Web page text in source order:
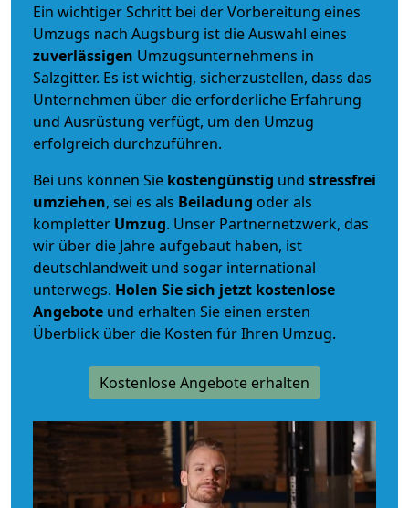
Ein wichtiger Schritt bei der Vorbereitung eines
Umzugs nach Augsburg ist die Auswahl eines
zuverlässigen Umzugsunternehmens in
Salzgitter. Es ist wichtig, sicherzustellen, dass das
Unternehmen über die erforderliche Erfahrung
und Ausrüstung verfügt, um den Umzug
erfolgreich durchzuführen.
Bei uns können Sie kostengünstig und stressfrei
umziehen, sei es als Beiladung oder als
kompletter Umzug. Unser Partnernetzwerk, das
wir über die Jahre aufgebaut haben, ist
deutschlandweit und sogar international
unterwegs. Holen Sie sich jetzt kostenlose
Angebote und erhalten Sie einen ersten
Überblick über die Kosten für Ihren Umzug.
Kostenlose Angebote erhalten